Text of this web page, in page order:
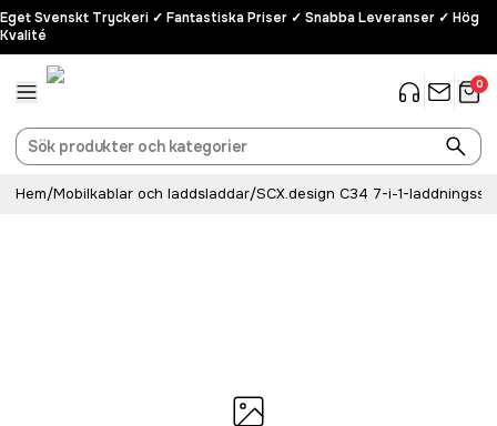
Eget Svenskt Tryckeri ✓ Fantastiska Priser ✓ Snabba Leveranser ✓ Hög
Kvalité
0
Hem/Mobilkablar och laddsladdar/SCX.design C34 7-i-1-